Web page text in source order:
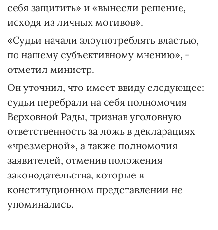
себя защитить» и «вынесли решение,
исходя из личных мотивов».
«Судьи начали злоупотреблять властью,
по нашему субъективному мнению», -
отметил министр.
Он уточнил, что имеет ввиду следующее:
судьи перебрали на себя полномочия
Верховной Рады, признав уголовную
ответственность за ложь в декларациях
«чрезмерной», а также полномочия
заявителей, отменив положения
законодательства, которые в
конституционном представлении не
упоминались.